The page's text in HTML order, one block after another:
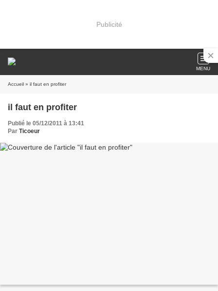
Publicité
MENU
Accueil » il faut en profiter
il faut en profiter
Publié le 05/12/2011 à 13:41
Par Ticoeur